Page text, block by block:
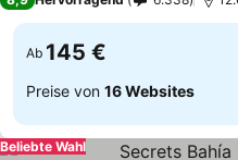
Ab 145 €
Preise von 16 Websites
Beliebte Wahl